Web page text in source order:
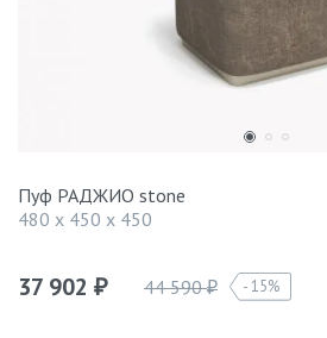
Пуф РАДЖИО stone
480 x 450 x 450
37 902 ₽ 44 590₽ 15%